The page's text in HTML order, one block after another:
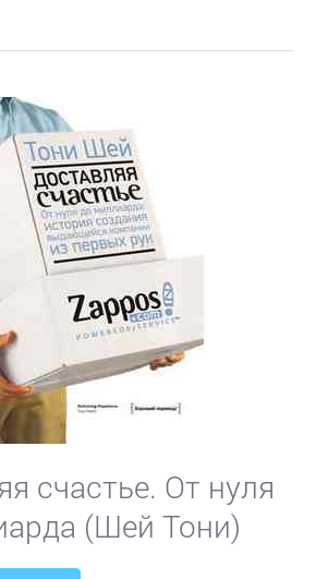
счастье. От нуля
(Шей Тони)